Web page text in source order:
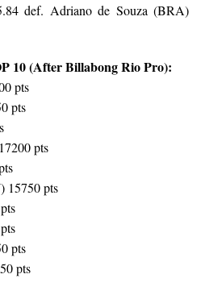
def. Adriano de Souza (BRA)
10 (After Billabong Rio Pro):
pts
pts
pts
15750 pts
pts
pts